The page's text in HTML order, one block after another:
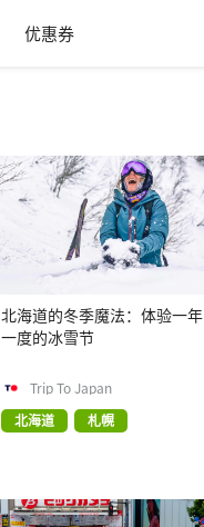
优惠券
北海道的冬季魔法：体验一年
一度的冰雪节
Trip To Japan
北海道
札幌